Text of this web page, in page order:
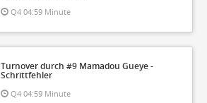
Q4 04:59 Minute
Turnover durch #9 Mamadou Gueye -
Schrittfehler
Q4 04:59 Minute